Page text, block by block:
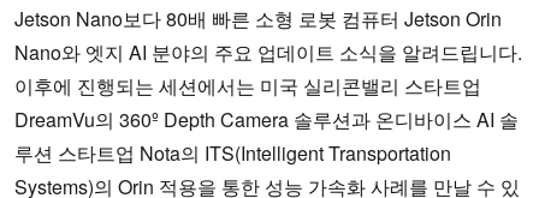
Jetson Nano보다 80배 빠른 소형 로봇 컴퓨터 Jetson Orin
Nano와 엣지 AI 분야의 주요 업데이트 소식을 알려드립니다.
이후에 진행되는 세션에서는 미국 실리콘밸리 스타트업
DreamVu의 360º Depth Camera 솔루션과 온디바이스 AI 솔
루션 스타트업 Nota의 ITS(Intelligent Transportation
Systems)의 Orin 적용을 통한 성능 가속화 사례를 만날 수 있